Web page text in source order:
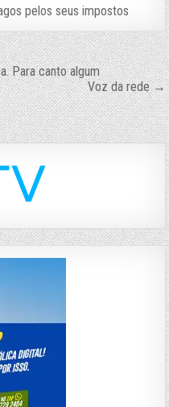
pelos seus impostos
Para canto algum
Voz da rede →